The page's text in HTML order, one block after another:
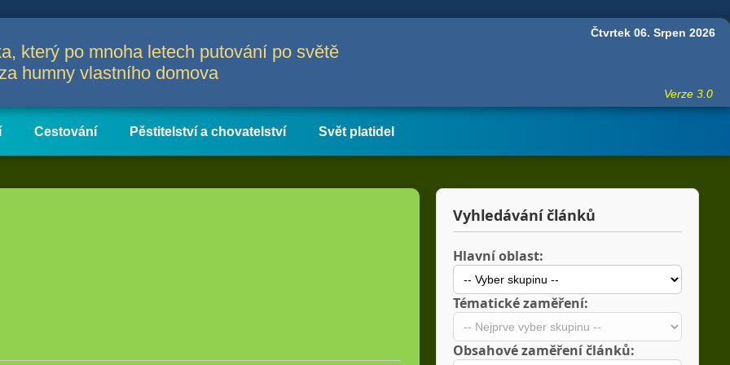
který po mnoha letech putování po světě
humny vlastního domova
Čtvrtek 06. Srpen 2026
Verze 3.0
Cestování Pěstitelství a chovatelství Svět platidel
Vyhledávání článků
Hlavní oblast:
Tématické zaměření:
Obsahové zaměření článků: